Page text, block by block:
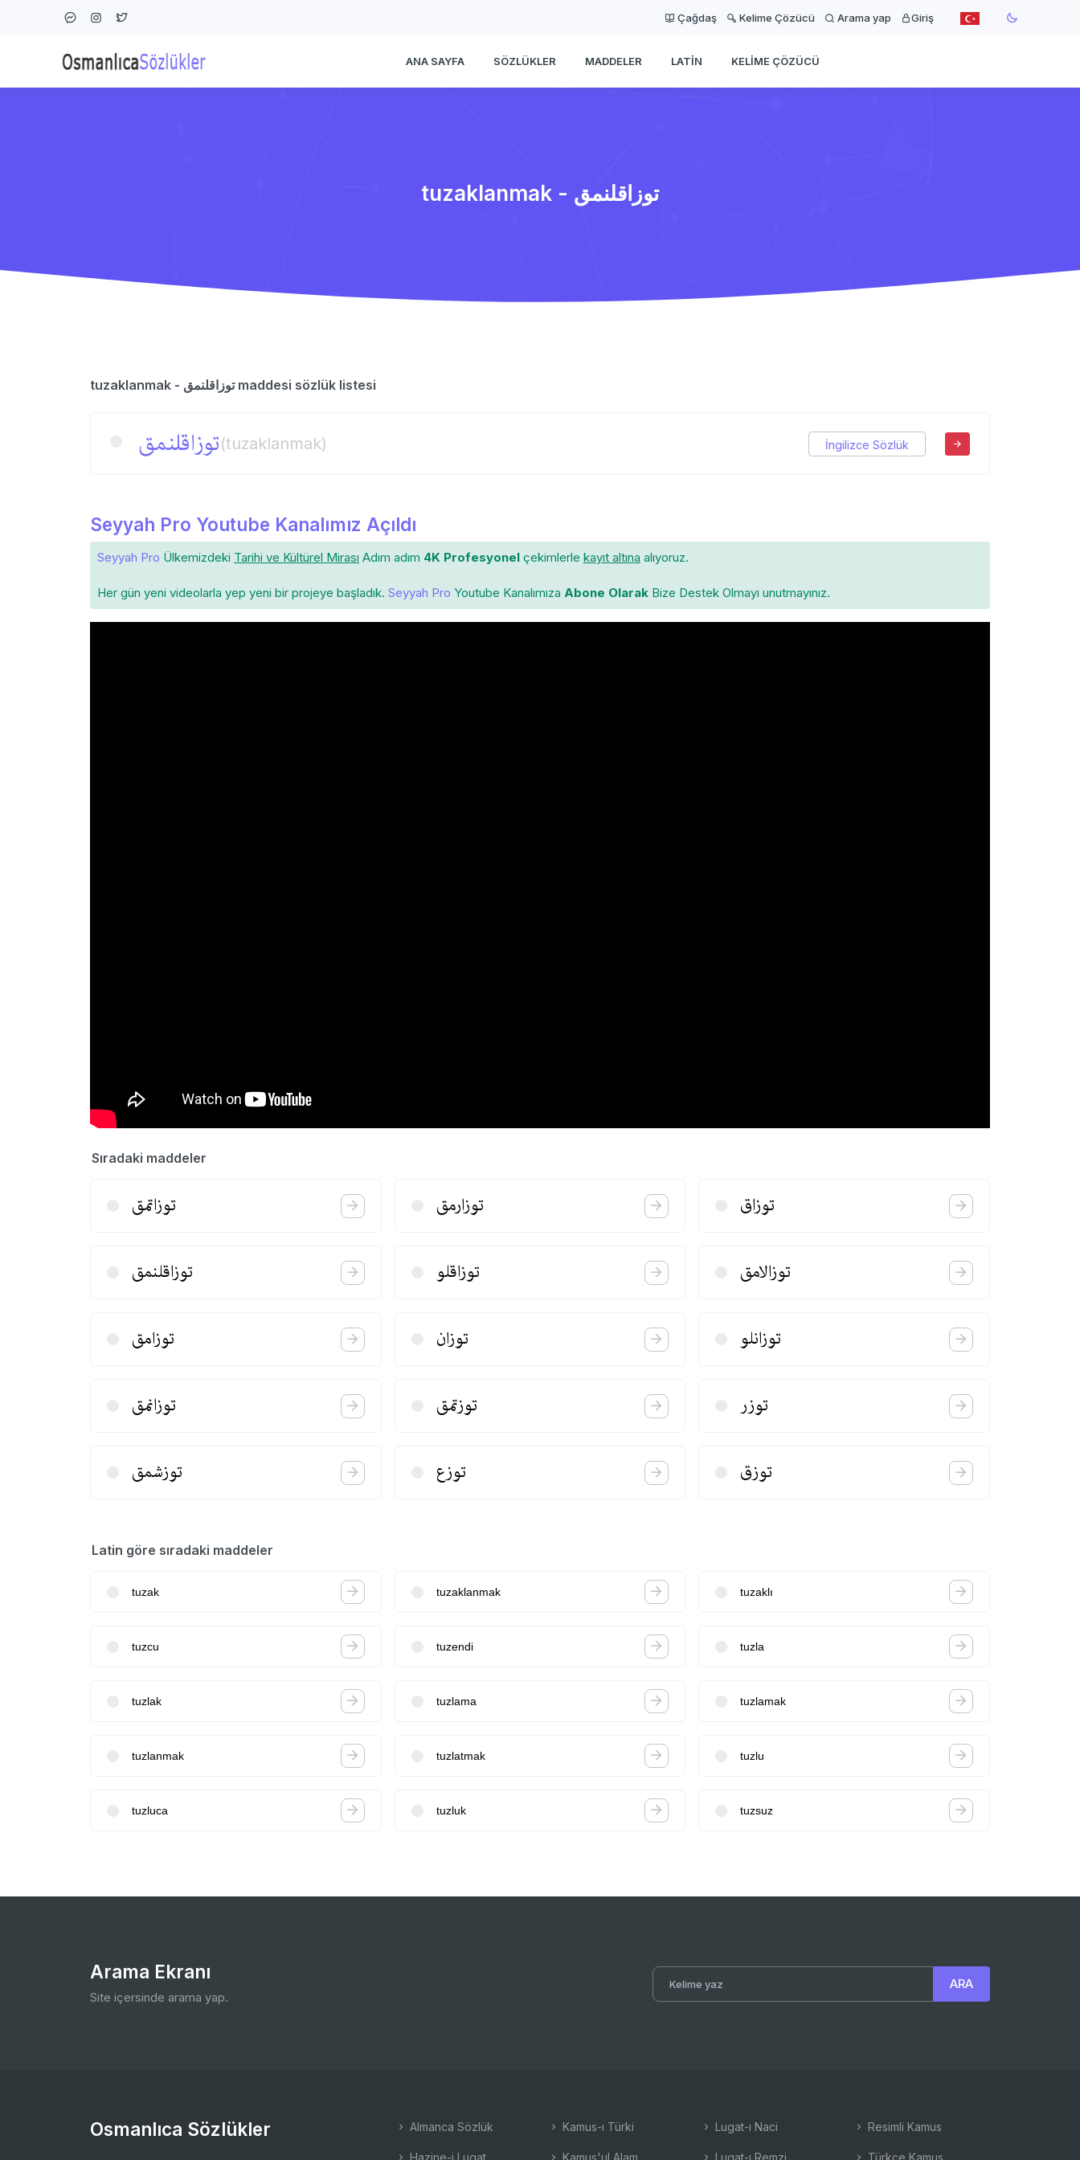
Çağdaş Kelime Çözücü Arama yap Giriş
ANA SAYFA SÖZLÜKLER MADDELER LATIN KELIME ÇÖZÜCÜ
tuzaklanmak - توزاقلنمق
tuzaklanmak - توزاقلنمق maddesi sözlük listesi
توزاقلنمق(tuzaklanmak) İngilizce Sözlük
Seyyah Pro Youtube Kanalımız Açıldı
Seyyah Pro Ülkemizdeki Tarihi ve Kültürel Mirası Adım adım 4K Profesyonel çekimlerle kayıt altına alıyoruz.
Her gün yeni videolarla yep yeni bir projeye başladık. Seyyah Pro Youtube Kanalımıza Abone Olarak Bize Destek Olmayı unutmayınız.
Sıradaki maddeler
توزاتمق توزارمق توزاق
توزاقلنمق توزاقلو توزالامق
توزامق توزان توزانلو
توزانمق توزتمق توزر
توزشمق توزع توزق
Latin göre sıradaki maddeler
tuzak tuzaklanmak tuzaklı
tuzcu tuzendi tuzla
tuzlak tuzlama tuzlamak
tuzlanmak tuzlatmak tuzlu
tuzluca tuzluk tuzsuz
Arama Ekranı
Site içersinde arama yap.
Osmanlıca Sözlükler Almanca Sözlük
Hazine-i Lugat
Kamus-ı Türki
Kamus'ul Alam
Lugat-ı Naci
Lugat-ı Remzi
Resimli Kamus
Türkçe Kamus